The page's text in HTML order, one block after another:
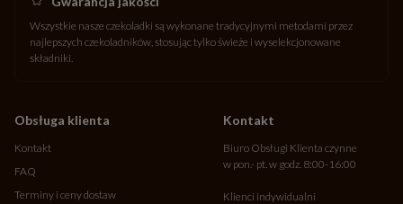
Wszystkie nasze czekoladki są wykonane tradycyjnymi metodami przez
najlepszych czekoladników, stosując tylko świeże i wyselekcjonowane
składniki.
Obsługa klienta
Kontakt
FAQ
Terminy i ceny dostaw
Kontakt
Biuro Obsługi Klienta czynne
w pon.- pt. w godz. 8:00-16:00
Klienci indywidualni